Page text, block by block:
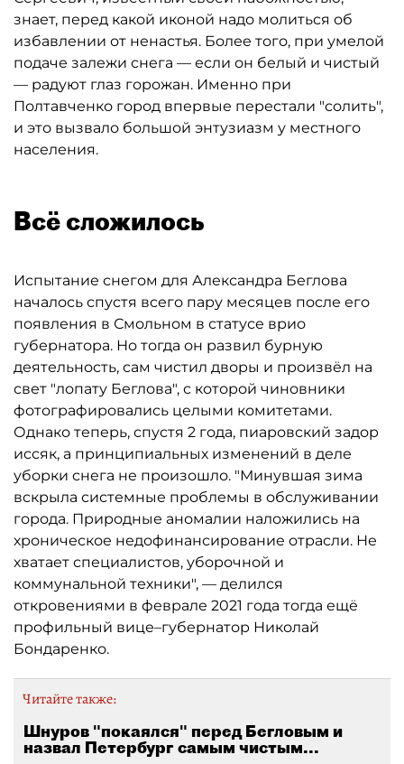
знает, перед какой иконой надо молиться об
избавлении от ненастья. Более того, при умелой
подаче залежи снега — если он белый и чистый
— радуют глаз горожан. Именно при
Полтавченко город впервые перестали "солить",
и это вызвало большой энтузиазм у местного
населения.
Всё сложилось
Испытание снегом для Александра Беглова
началось спустя всего пару месяцев после его
появления в Смольном в статусе врио
губернатора. Но тогда он развил бурную
деятельность, сам чистил дворы и произвёл на
свет "лопату Беглова", с которой чиновники
фотографировались целыми комитетами.
Однако теперь, спустя 2 года, пиаровский задор
иссяк, а принципиальных изменений в деле
уборки снега не произошло. "Минувшая зима
вскрыла системные проблемы в обслуживании
города. Природные аномалии наложились на
хроническое недофинансирование отрасли. Не
хватает специалистов, уборочной и
коммунальной техники", — делился
откровениями в феврале 2021 года тогда ещё
профильный вице–губернатор Николай
Бондаренко.
Читайте также:
Шнуров "покаялся" перед Бегловым и
назвал Петербург самым чистым...